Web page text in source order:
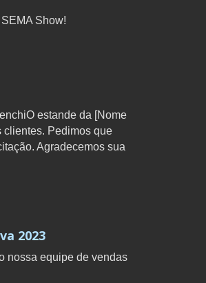
Show!
estande da [Nome
clientes. Pedimos que
Agradecemos sua
2023
nossa equipe de vendas